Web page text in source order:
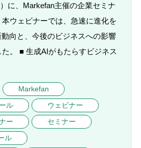
に、Markefan主催の企業セミナ
ウェビナーでは、急速に進化を
向と、今後のビジネスへの影響
。 ■ 生成AIがもたらすビジネス
Markefan
ル
ウェビナー
ー
セミナー
ル